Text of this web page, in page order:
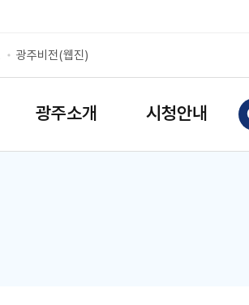
광주비전(웹진)
광주소개 시청안내